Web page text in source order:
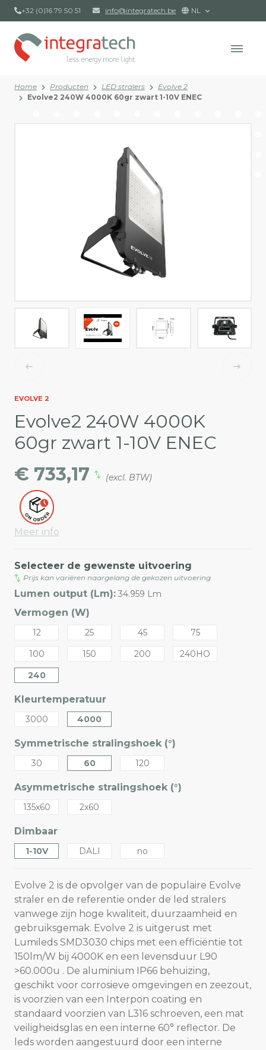
+32 (0)16 79 50 51 info@integratech.be NL
Home Producten LED stralers
Evolve 2
Evolve2 240W 4000K 60gr zwart 1-10V ENEC
EVOLVE 2
Evolve2 240W 4000K
60gr zwart 1-10V ENEC
€ 733,17
(excl. BTW)
Meer info
Selecteer de gewenste uitvoering
Prijs kan variëren naargelang de gekozen uitvoering
Lumen output (Lm): 34.959 Lm
Vermogen (W)
12 25 45
75
100
150 200
240HO
240
Kleurtemperatuur
3000 4000
Symmetrische stralingshoek (°)
30 60 120
Asymmetrische stralingshoek (°)
135x60 2x60
Dimbaar
1-10V DALI no
Evolve 2 is de opvolger van de populaire Evolve
straler en de referentie onder de led stralers
vanwege zijn hoge kwaliteit, duurzaamheid en
gebruiksgemak. Evolve 2 is uitgerust met
Lumileds SMD3030 chips met een efficiëntie tot
150lm/W bij 4000K en een levensduur L90
>60.000u . De aluminium IP66 behuizing,
geschikt voor corrosieve omgevingen en zeezout,
is voorzien van een Interpon coating en
standaard voorzien van L316 schroeven, een mat
veiligheidsglas en een interne 60° reflector. De
leds worden aangestuurd door een interne